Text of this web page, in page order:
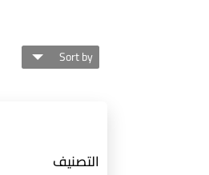
التصنيف
Sort by